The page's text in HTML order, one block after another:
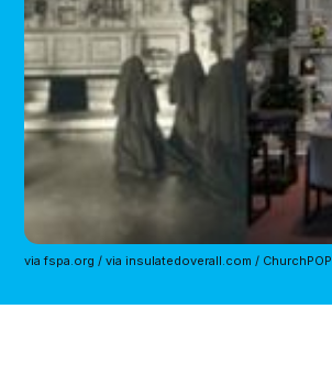
via fspa.org / via insulatedoverall.com / ChurchPOP